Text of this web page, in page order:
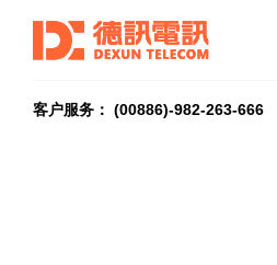
客户服务： (00886)-982-263-666